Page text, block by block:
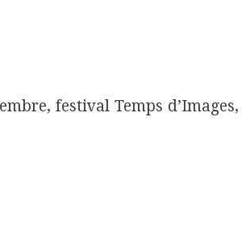
festival Temps d’Images,